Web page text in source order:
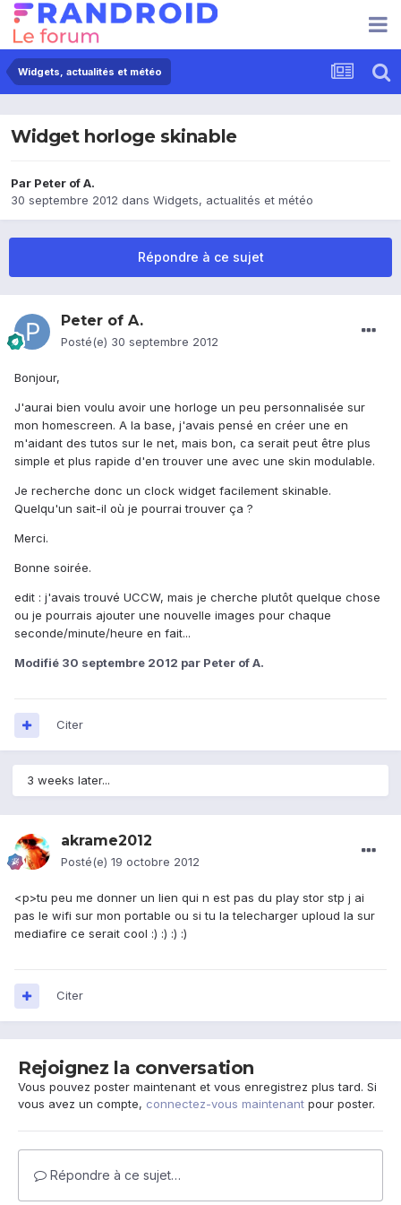
Widgets, actualités et météo
Widget horloge skinable
Par Peter of A.
30 septembre 2012 dans Widgets, actualités et météo
Répondre à ce sujet
Peter of A.
Posté(e) 30 septembre 2012
Bonjour,
J'aurai bien voulu avoir une horloge un peu personnalisée sur
mon homescreen. A la base, j'avais pensé en créer une en
m'aidant des tutos sur le net, mais bon, ca serait peut être plus
simple et plus rapide d'en trouver une avec une skin modulable.
Je recherche donc un clock widget facilement skinable.
Quelqu'un sait-il où je pourrai trouver ça ?
Merci.
Bonne soirée.
edit : j'avais trouvé UCCW, mais je cherche plutôt quelque chose
ou je pourrais ajouter une nouvelle images pour chaque
seconde/minute/heure en fait...
Modifié 30 septembre 2012 par Peter of A.
Citer
3 weeks later...
akrame2012
Posté(e) 19 octobre 2012
<p>tu peu me donner un lien qui n est pas du play stor stp j ai
pas le wifi sur mon portable ou si tu la telecharger uploud la sur
mediafire ce serait cool :) :) :) :)
Citer
Rejoignez la conversation
Vous pouvez poster maintenant et vous enregistrez plus tard. Si
vous avez un compte, connectez-vous maintenant pour poster.
Répondre à ce sujet…